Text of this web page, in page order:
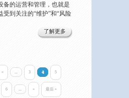
备的运营和管理，也就是
受到关注的“维护”和“风险
了解更多
« ... 3 4 5
6 ... » 最后 »